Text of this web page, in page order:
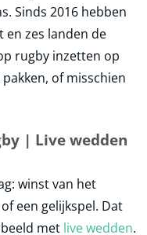
Sinds 2016 hebben
en zes landen de
rugby inzetten op
of misschien
| Live wedden
winst van het
een gelijkspel. Dat
met live wedden.